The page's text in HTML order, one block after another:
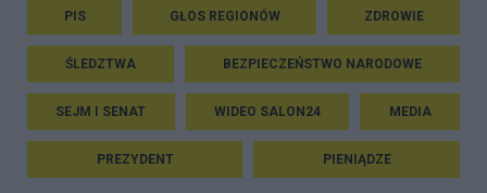
PIS GŁOS REGIONÓW ZDROWIE
ŚLEDZTWA BEZPIECZEŃSTWO NARODOWE
SEJM I SENAT WIDEO SALON24 MEDIA
PREZYDENT PIENIĄDZE